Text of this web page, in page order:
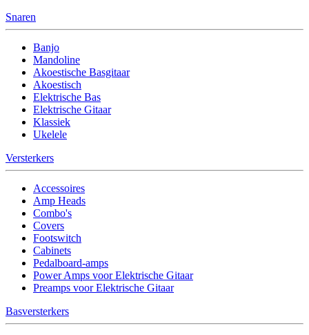
Snaren
Banjo
Mandoline
Akoestische Basgitaar
Akoestisch
Elektrische Bas
Elektrische Gitaar
Klassiek
Ukelele
Versterkers
Accessoires
Amp Heads
Combo's
Covers
Footswitch
Cabinets
Pedalboard-amps
Power Amps voor Elektrische Gitaar
Preamps voor Elektrische Gitaar
Basversterkers